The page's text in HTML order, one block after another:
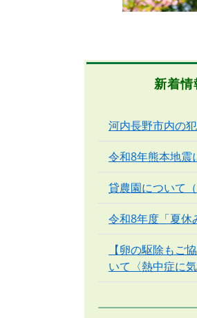
新着情
河内長野市内の
令和8年熊本地震
貸農園について
令和8年度「夏休
【卵の駆除も
いて〈熱中症に